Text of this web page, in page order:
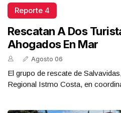
Reporte 4
Rescatan A Dos
Ahogados En Mar
Agosto 06
El grupo de rescate de
Regional Istmo Costa, en